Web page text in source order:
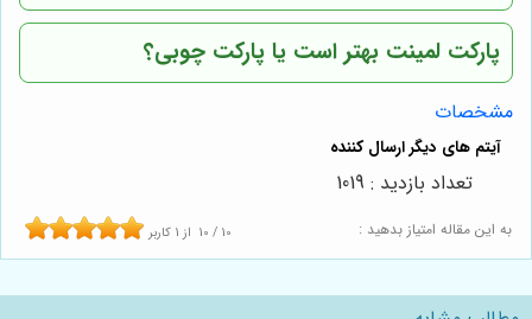
پارکت لمینت بهتر است یا پارکت چوبی؟
مشخصات
به این مقاله امتیاز بدهید : 10 / 10 از1 کاربر
تعداد بازدید : 1019